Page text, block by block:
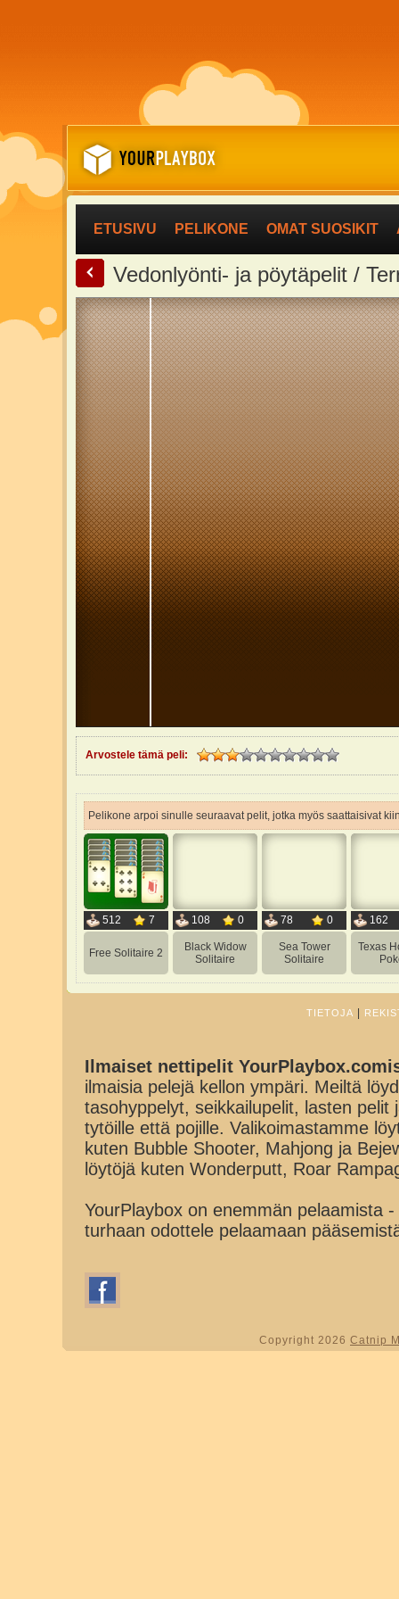
ETUSIVU PELIKONE OMAT SUOSIKIT
< Vedonlyönti- ja pöytäpelit /
Arvostele tämä peli:
Pelikone arpoi sinulle seuraavat pelit, jotka myös saattaisivat
512 7
Free Solitaire 2
108 0
Black Widow
Solitaire
78 0
Sea Tower
Solitaire
162
Texas
TIETOJA
Ilmaiset nettipelit
ilmaisia pelejä kellon ympäri. Meiltä
tasohyppelyt, seikkailupelit, lasten
tytöille että pojille. Valikoimastamme
kuten Bubble Shooter, Mahjong ja
löytöjä kuten Wonderputt, Roar
YourPlaybox on enemmän pelaamista
turhaan odottele pelaamaan
Copyright 2026 Catnip